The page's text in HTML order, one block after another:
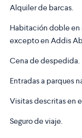
Alquiler de barcas.
Habitación doble
excepto en Addis
Cena de despedida.
Entradas a parques
Visitas descritas en
Seguro de viaje.